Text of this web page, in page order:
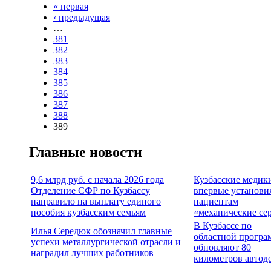
« первая
‹ предыдущая
…
381
382
383
384
385
386
387
388
389
Главные новости
9,6 млрд руб. с начала 2026 года
Отделение СФР по Кузбассу
направило на выплату единого
пособия кузбасским семьям
Кузбасские
впервые
пациентам
«механические
Илья Середюк обозначил главные
успехи металлургической отрасли и
наградил лучших работников
В Кузбассе по
областной
обновляют 80
километров